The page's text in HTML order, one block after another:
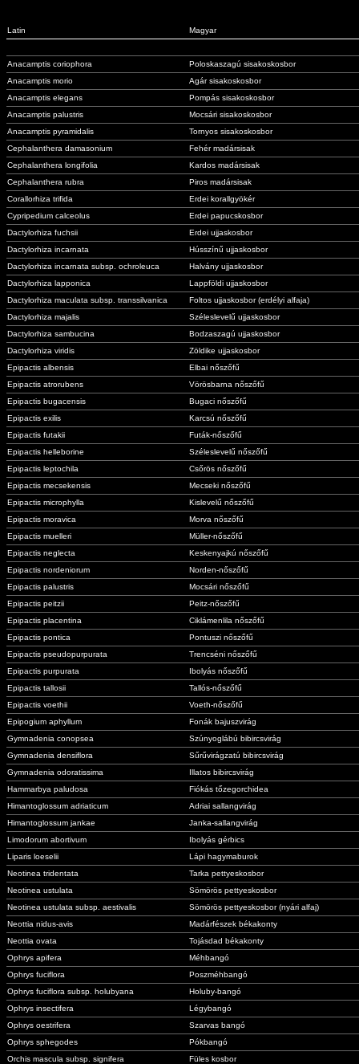
Latin Magyar
Anacamptis coriophora
Poloskaszagú sisakoskosbor
Anacamptis morio
Agár sisakoskosbor
Anacamptis elegans
Pompás sisakoskosbor
Anacamptis palustris
Mocsári sisakoskosbor
Anacamptis pyramidalis
Tornyos sisakoskosbor
Cephalanthera damasonium
Fehér madársisak
Cephalanthera longifolia
Kardos madársisak
Cephalanthera rubra
Piros madársisak
Corallorhiza trifida
Erdei korallgyökér
Cypripedium calceolus
Erdei papucskosbor
Dactylorhiza fuchsii
Erdei ujjaskosbor
Dactylorhiza incarnata
Hússzínű ujjaskosbor
Dactylorhiza incarnata subsp. ochroleuca
Halvány ujjaskosbor
Dactylorhiza lapponica
Lappföldi ujjaskosbor
Dactylorhiza maculata subsp. transsilvanica
Foltos ujjaskosbor (erdélyi alfaja)
Dactylorhiza majalis
Széleslevelű ujjaskosbor
Dactylorhiza sambucina
Bodzaszagú ujjaskosbor
Dactylorhiza viridis
Zöldike ujjaskosbor
Epipactis albensis
Elbai nőszőfű
Epipactis atrorubens
Vörösbarna nőszőfű
Epipactis bugacensis
Bugaci nőszőfű
Epipactis exilis
Karcsú nőszőfű
Epipactis futakii
Futák-nőszőfű
Epipactis helleborine
Széleslevelű nőszőfű
Epipactis leptochila
Csőrös nőszőfű
Epipactis mecsekensis
Mecseki nőszőfű
Epipactis microphylla
Kislevelű nőszőfű
Epipactis moravica
Morva nőszőfű
Epipactis muelleri
Müller-nőszőfű
Epipactis neglecta
Keskenyajkú nőszőfű
Epipactis nordeniorum
Norden-nőszőfű
Epipactis palustris
Mocsári nőszőfű
Epipactis peitzii
Peitz-nőszőfű
Epipactis placentina
Ciklámenlila nőszőfű
Epipactis pontica
Pontuszi nőszőfű
Epipactis pseudopurpurata
Trencséni nőszőfű
Epipactis purpurata
Ibolyás nőszőfű
Epipactis tallosii
Tallós-nőszőfű
Epipactis voethii
Voeth-nőszőfű
Epipogium aphyllum
Fonák bajuszvirág
Gymnadenia conopsea
Szúnyoglábú bibircsvirág
Gymnadenia densiflora
Sűrűvirágzatú bibircsvirág
Gymnadenia odoratissima
Illatos bibircsvirág
Hammarbya paludosa
Fiókás tőzegorchidea
Himantoglossum adriaticum
Adriai sallangvirág
Himantoglossum jankae
Janka-sallangvirág
Limodorum abortivum
Ibolyás gérbics
Liparis loeselii
Lápi hagymaburok
Neotinea tridentata
Tarka pettyeskosbor
Neotinea ustulata
Sömörös pettyeskosbor
Neotinea ustulata subsp. aestivalis
Sömörös pettyeskosbor (nyári alfaj)
Neottia nidus-avis
Madárfészek békakonty
Neottia ovata
Tojásdad békakonty
Ophrys apifera
Méhbangó
Ophrys fuciflora
Poszméhbangó
Ophrys fuciflora subsp. holubyana
Holuby-bangó
Ophrys insectifera
Légybangó
Ophrys oestrifera
Szarvas bangó
Ophrys sphegodes
Pókbangó
Orchis mascula subsp. signifera
Füles kosbor